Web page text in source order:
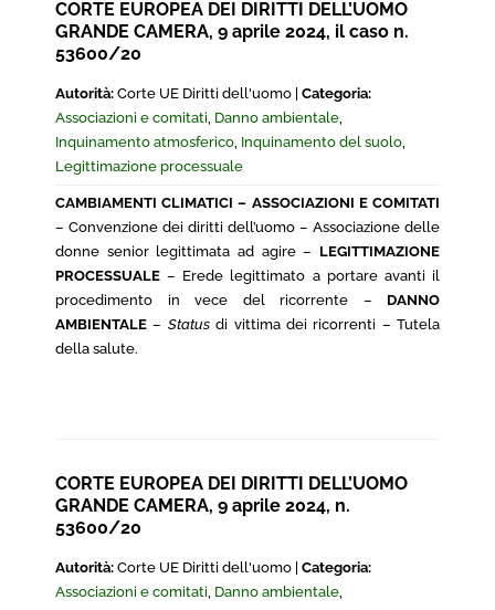
CORTE EUROPEA DEI DIRITTI DELL’UOMO
GRANDE CAMERA, 9 aprile 2024, il caso n.
53600/20
Autorità: Corte UE Diritti dell'uomo | Categoria:
Associazioni e comitati, Danno ambientale,
Inquinamento atmosferico, Inquinamento del suolo,
Legittimazione processuale
CAMBIAMENTI CLIMATICI – ASSOCIAZIONI E COMITATI
– Convenzione dei diritti dell’uomo – Associazione delle
donne senior legittimata ad agire – LEGITTIMAZIONE
PROCESSUALE – Erede legittimato a portare avanti il
procedimento in vece del ricorrente – DANNO
AMBIENTALE – Statusdi vittima dei ricorrenti – Tutela
della salute.
CORTE EUROPEA DEI DIRITTI DELL’UOMO
GRANDE CAMERA, 9 aprile 2024, n.
53600/20
Autorità: Corte UE Diritti dell'uomo | Categoria:
Associazioni e comitati, Danno ambientale,